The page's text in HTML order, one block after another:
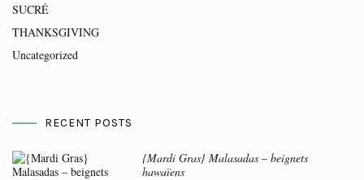
SUCRÉ
THANKSGIVING
Uncategorized
RECENT POSTS
{Mardi Gras} Malasadas – beignets
hawaïens